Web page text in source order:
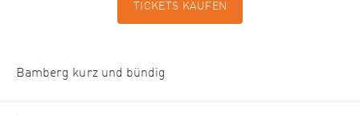
TICKETS KAUFEN
Bamberg kurz und bündig